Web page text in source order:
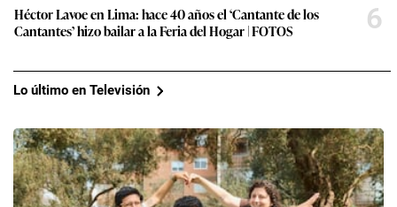
Héctor Lavoe en Lima: hace 40 años el ‘Cantante de los
Cantantes’ hizo bailar a la Feria del Hogar | FOTOS
6
Lo último en Televisión